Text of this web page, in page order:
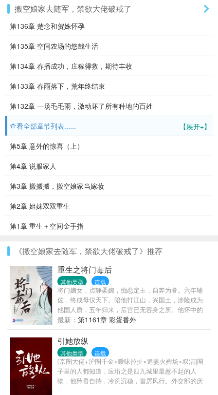
搬空娘家去随军，禁欲大佬破戒了
第136章 楚念和贺姝怀孕
第135章 空间农场的悠哉生活
第134章 春播成功，庄稼得救，期待丰收
第133章 春雨落下，荒年终结束
第132章 一场毛毛雨，激动坏了所有种地的百姓
【展开+】
查看全部章节列表......
第5章 意外的惊喜（上）
第4章 说服家人
第3章 搬搬搬，搬空娘家当嫁妆
第2章 姐妹双双重生
第1章 重生＋空间金手指
《搬空娘家去随军，禁欲大佬破戒了》推荐
重生之将门毒后
其他类型 连载
将门嫡女，贞静柔婉，痴恋定王，自奔为眷。六年辅
佐，终成母仪天下。陪他打江山，兴国土，涉险成为
他国人质，五年归来，后宫已无容身之所。他怀中的
美人笑容明艳：“姐姐，江山定了，你也该退了。”女儿
惨死，太子被废。沈家满门忠烈，无一幸免。一朝倾
覆，子丧族亡！沈妙怎么也没想到，患难夫妻，相互
扶持，不过是一场逢场作戏的笑话！他道：“看在你跟
了朕二十年，赐你全尸，谢恩吧。”三尺白绫下，沈妙
立下毒誓：是日何时丧，予与汝皆亡！重生回十四岁
那年，悲剧未生，亲人还在，她还是那个温柔雅静的
将门嫡女。极品亲戚包藏祸心，堂姐堂妹恶毒无情，
最新： 第1161章 彩蛋番外
引她放纵
其他类型 连载
[京圈大佬+沪圈千金×暧昧拉扯×追妻火葬场×双洁]圈
子里的人都知道，应珩之是四九城里最惹不起的人
物，他矜贵自持，冷冽沉稳，雷厉风行。外交部的庆